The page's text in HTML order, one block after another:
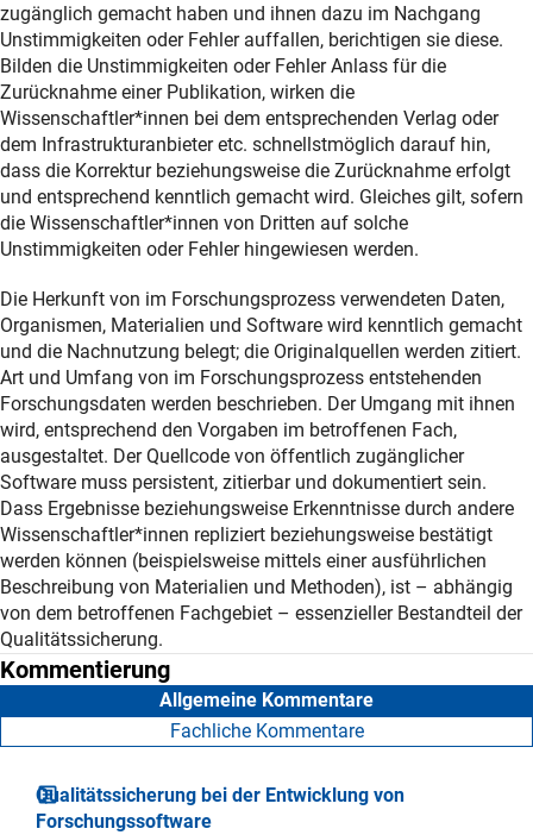
zugänglich gemacht haben und ihnen dazu im Nachgang
Unstimmigkeiten oder Fehler auffallen, berichtigen sie diese.
Bilden die Unstimmigkeiten oder Fehler Anlass für die
Zurücknahme einer Publikation, wirken die
Wissenschaftler*innen bei dem entsprechenden Verlag oder
dem Infrastrukturanbieter etc. schnellstmöglich darauf hin,
dass die Korrektur beziehungsweise die Zurücknahme erfolgt
und entsprechend kenntlich gemacht wird. Gleiches gilt, sofern
die Wissenschaftler*innen von Dritten auf solche
Unstimmigkeiten oder Fehler hingewiesen werden.
Die Herkunft von im Forschungsprozess verwendeten Daten,
Organismen, Materialien und Software wird kenntlich gemacht
und die Nachnutzung belegt; die Originalquellen werden zitiert.
Art und Umfang von im Forschungsprozess entstehenden
Forschungsdaten werden beschrieben. Der Umgang mit ihnen
wird, entsprechend den Vorgaben im betroffenen Fach,
ausgestaltet. Der Quellcode von öffentlich zugänglicher
Software muss persistent, zitierbar und dokumentiert sein.
Dass Ergebnisse beziehungsweise Erkenntnisse durch andere
Wissenschaftler*innen repliziert beziehungsweise bestätigt
werden können (beispielsweise mittels einer ausführlichen
Beschreibung von Materialien und Methoden), ist – abhängig
von dem betroffenen Fachgebiet – essenzieller Bestandteil der
Qualitätssicherung.
Kommentierung
Allgemeine Kommentare
Fachliche Kommentare
Qualitätssicherung bei der Entwicklung von
Forschungssoftware